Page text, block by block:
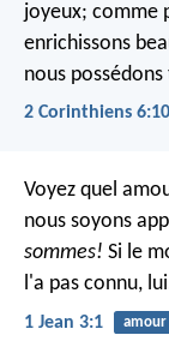
joyeux; comme
enrichissons
nous
2 Corinthiens 6:10
Voyez quel
nous soyons
sommes! Si le
l'a pas connu,
1 Jean 3:1 amour